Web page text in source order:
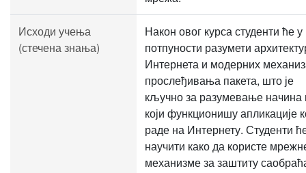
Исходи учења
(стечена знања)
Након овог курса студенти ће у
потпуности разумети
Интернета и модерних
прослеђивања пакета, што је
кључно за разумевање начина
који функционишу апликације
раде на Интернету. Студенти
научити како да користе
механизме за заштиту